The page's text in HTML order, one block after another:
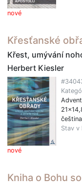
nové
Křesťanské
Křest, umývání
Herbert Kiesler
nové
čeština
Stav v
Kniha o Bohu